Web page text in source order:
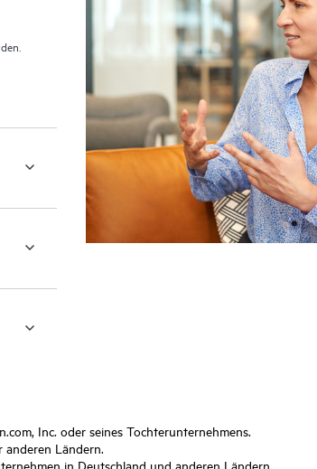
Inc. oder seines Tochterunternehmens.
Ländern.
in Deutschland und anderen Ländern.